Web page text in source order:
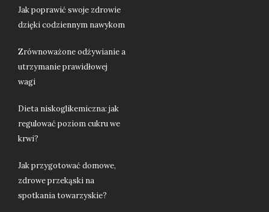
Jak poprawić swoje zdrowie
dzięki codziennym nawykom
Zrównoważone odżywianie a
utrzymanie prawidłowej
wagi
Dieta niskoglikemiczna: jak
regulować poziom cukru we
krwi?
Jak przygotować domowe,
zdrowe przekąski na
spotkania towarzyskie?